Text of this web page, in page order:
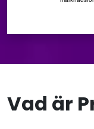
Vad är